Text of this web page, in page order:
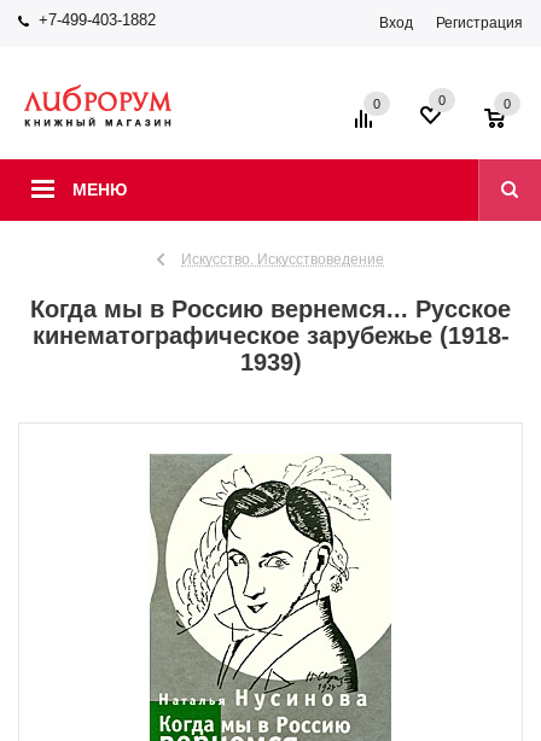
+7-499-403-1882 Вход Регистрация
МЕНЮ
0 0 0
Искусство. Искусствоведение
Когда мы в Россию вернемся... Русское
кинематографическое зарубежье (1918-
1939)